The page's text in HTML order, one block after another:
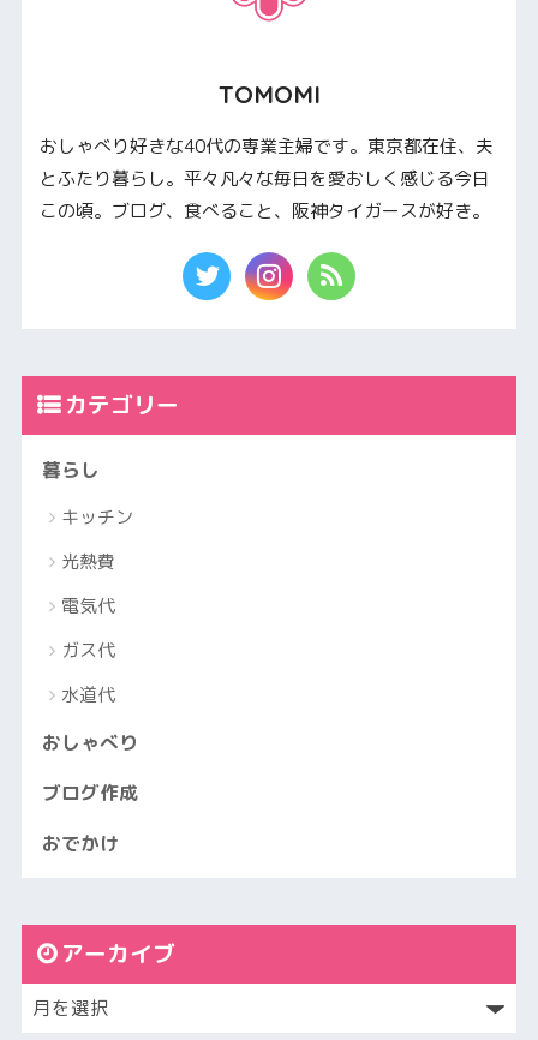
TOMOMI
おしゃべり好きな40代の専業主婦です。東京都在住、夫
とふたり暮らし。平々凡々な毎日を愛おしく感じる今日
この頃。ブログ、食べること、阪神タイガースが好き。
カテゴリー
暮らし
キッチン
光熱費
電気代
ガス代
水道代
おしゃべり
ブログ作成
おでかけ
アーカイブ